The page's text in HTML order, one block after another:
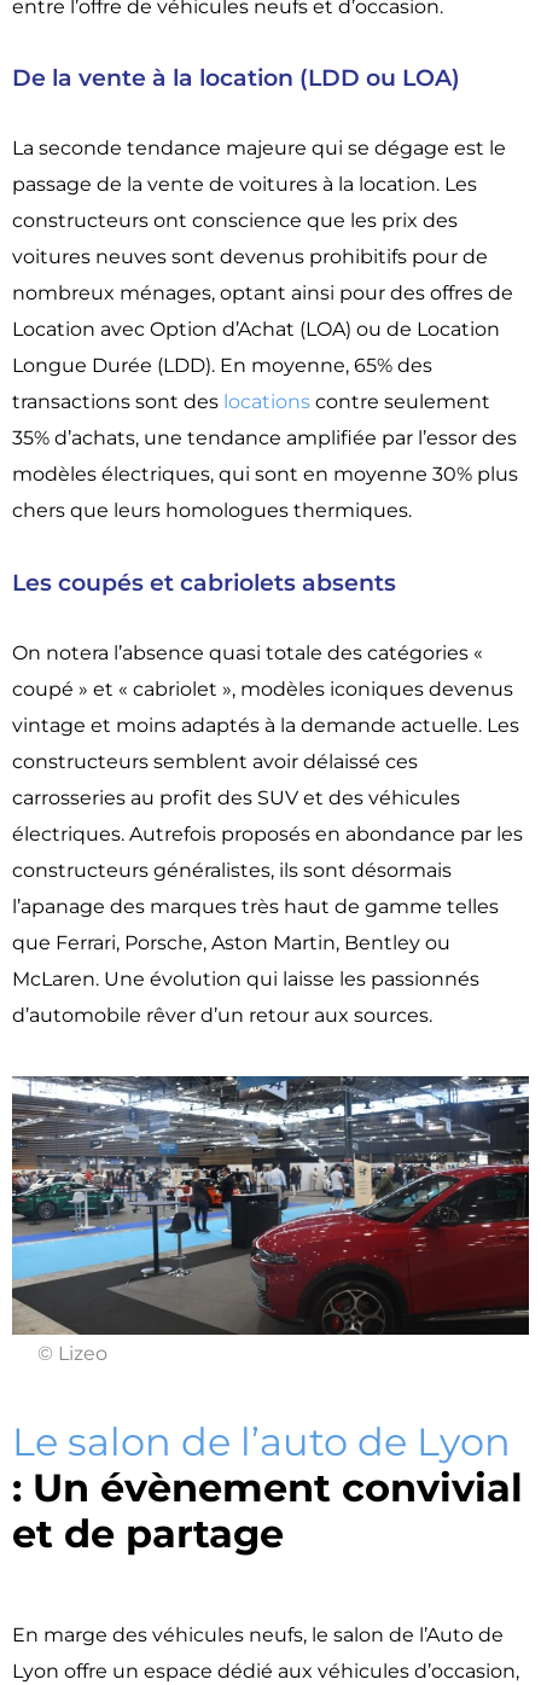
entre l’offre de véhicules neufs et d’occasion.
De la vente à la location (LDD ou LOA)
La seconde tendance majeure qui se dégage est le
passage de la vente de voitures à la location. Les
constructeurs ont conscience que les prix des
voitures neuves sont devenus prohibitifs pour de
nombreux ménages, optant ainsi pour des offres de
Location avec Option d’Achat (LOA) ou de Location
Longue Durée (LDD). En moyenne, 65% des
transactions sont des locations contre seulement
35% d’achats, une tendance amplifiée par l’essor des
modèles électriques, qui sont en moyenne 30% plus
chers que leurs homologues thermiques.
Les coupés et cabriolets absents
On notera l’absence quasi totale des catégories «
coupé » et « cabriolet », modèles iconiques devenus
vintage et moins adaptés à la demande actuelle. Les
constructeurs semblent avoir délaissé ces
carrosseries au profit des SUV et des véhicules
électriques. Autrefois proposés en abondance par les
constructeurs généralistes, ils sont désormais
l’apanage des marques très haut de gamme telles
que Ferrari, Porsche, Aston Martin, Bentley ou
McLaren. Une évolution qui laisse les passionnés
d’automobile rêver d’un retour aux sources.
© Lizeo
Le salon de l’auto de Lyon
: Un évènement convivial
et de partage ​
En marge des véhicules neufs, le salon de l’Auto de
Lyon offre un espace dédié aux véhicules d’occasion,